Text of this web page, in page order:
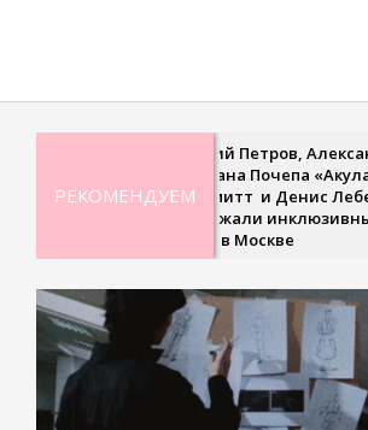
01-
РЕКОМЕНДУЕМ
Дмитрий Петров, Александр
Ян, Оксана Почепа «Акула»,
Кира Смитт и Денис Лебедев
поддержали инклюзивный
турнир в Москве